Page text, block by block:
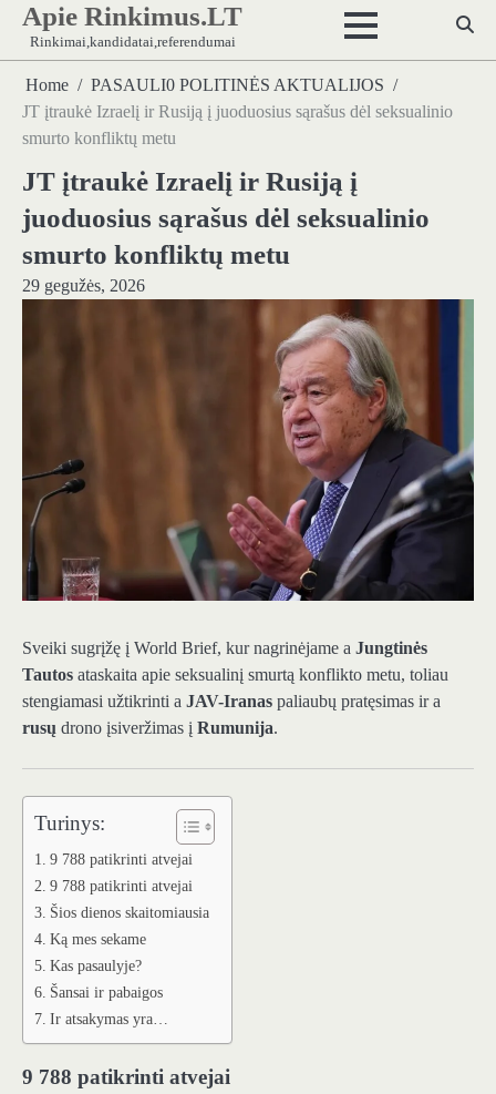
Skip
content
Apie Rinkimus.LT
Rinkimai,kandidatai,referendumai
Home
PASAULI0 POLITINĖS AKTUALIJOS
JT įtraukė Izraelį ir Rusiją į juoduosius sąrašus dėl seksualinio
smurto konfliktų metu
JT įtraukė Izraelį ir Rusiją į
juoduosius sąrašus dėl seksualinio
smurto konfliktų metu
29 gegužės, 2026
Sveiki sugrįžę į World Brief, kur nagrinėjame a Jungtinės
Tautos ataskaita apie seksualinį smurtą konflikto metu, toliau
stengiamasi užtikrinti a JAV-Iranas paliaubų pratęsimas ir a
rusų drono įsiveržimas į Rumunija.
Turinys:
9 788 patikrinti atvejai
9 788 patikrinti atvejai
Šios dienos skaitomiausia
Ką mes sekame
Kas pasaulyje?
Šansai ir pabaigos
Ir atsakymas yra…
9 788 patikrinti atvejai